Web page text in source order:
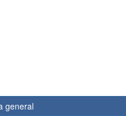
general